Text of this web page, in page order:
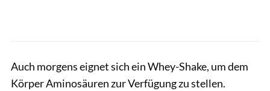
Auch morgens eignet sich ein Whey-Shake, um dem
Körper Aminosäuren zur Verfügung zu stellen.